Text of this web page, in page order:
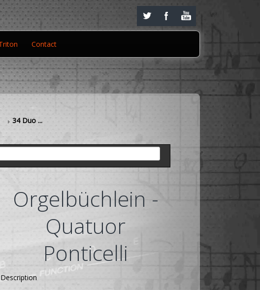
Contact
34 Duo ...
Orgelbüchlein -
Quatuor
Ponticelli
Description